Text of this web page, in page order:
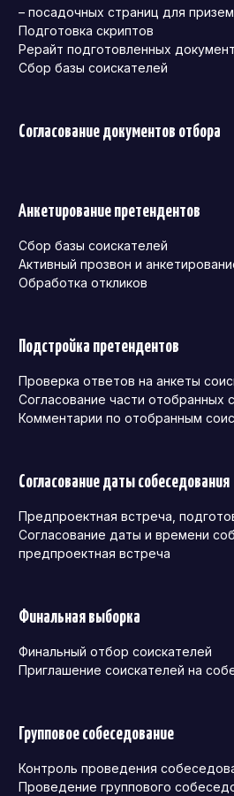
– посадочных страниц для
Подготовка скриптов
Рерайт подготовленных
Сбор базы соискателей
Согласование документов отбора
Анкетирование претендентов
Сбор базы соискателей
Активный прозвон и
Обработка откликов
Подстройка претендентов
Проверка ответов на анкеты
Согласование части отобранных
Комментарии по отобранным
Согласование даты собеседования
Предпроектная встреча,
Согласование даты и времени
предпроектная встреча
Финальная выборка
Финальный отбор соискателей
Приглашение соискателей на
Групповое собеседование
Контроль проведения
Проведение группового